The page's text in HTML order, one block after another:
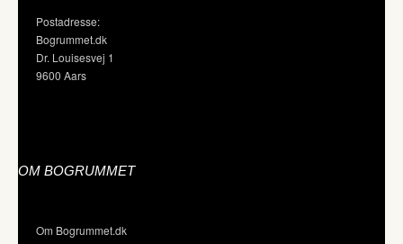
Postadresse:
Bogrummet.dk
Dr. Louisesvej 1
9600 Aars
OM BOGRUMMET
Om Bogrummet.dk